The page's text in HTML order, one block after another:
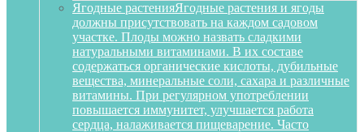
Ягодные растенияЯгодные растения и ягоды
должны присутствовать на каждом садовом
участке. Плоды можно назвать сладкими
натуральными витаминами. В их составе
содержаться органические кислоты, дубильные
вещества, минеральные соли, сахара и различные
витамины. При регулярном употреблении
повышается иммунитет, улучшается работа
сердца, налаживается пищеварение. Часто